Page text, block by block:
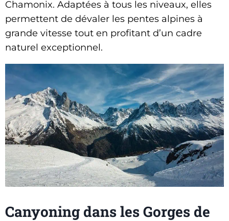
Chamonix. Adaptées à tous les niveaux, elles
permettent de dévaler les pentes alpines à
grande vitesse tout en profitant d’un cadre
naturel exceptionnel.
Canyoning dans les Gorges de